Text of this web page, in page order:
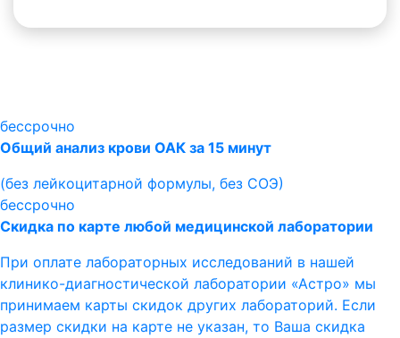
бессрочно
Общий анализ крови ОАК за 15 минут
(без лейкоцитарной формулы, без СОЭ)
бессрочно
Скидка по карте любой медицинской лаборатории
При оплате лабораторных исследований в нашей
клинико-диагностической лаборатории «Астро» мы
принимаем карты скидок других лабораторий. Если
размер скидки на карте не указан, то Ваша скидка